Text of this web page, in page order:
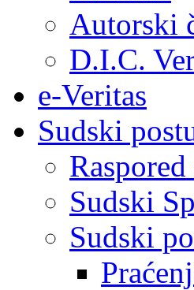
Autorski
D.I.C.
e-Veritas
Sudski
Sudski
Sudski